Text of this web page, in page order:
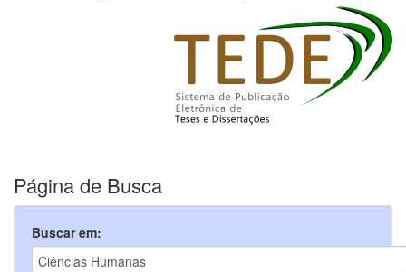
Página de Busca
Buscar em: